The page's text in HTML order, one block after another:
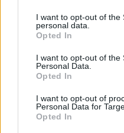
I want to opt-out of the
personal data.
Opted In
I want to opt-out of the
Personal Data.
Opted In
I want to opt-out of
Personal Data for
Opted In